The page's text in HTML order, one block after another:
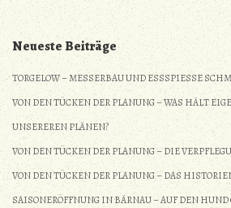
Neueste Beiträge
TORGELOW – MESSERBAU UND ESSSPIESSE
VON DEN TÜCKEN DER PLANUNG – WAS HÄLT
UNSEREREN PLÄNEN?
VON DEN TÜCKEN DER PLANUNG – DIE
VON DEN TÜCKEN DER PLANUNG – DAS
SAISONERÖFFNUNG IN BÄRNAU – AUF DEN